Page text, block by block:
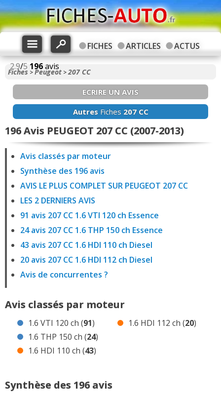
FICHES ARTICLES
ACTUS
2.9/5 196avis
Fiches >Peugeot >207 CC
ECRIRE UN AVIS
AutresFiches 207 CC
196 Avis PEUGEOT 207 CC (2007-2013)
Avis classés par moteur
Synthèse des 196 avis
AVIS LE PLUS COMPLET SUR PEUGEOT 207 CC
LES 2 DERNIERS AVIS
91 avis 207 CC 1.6 VTI 120 ch Essence
24 avis 207 CC 1.6 THP 150 ch Essence
43 avis 207 CC 1.6 HDI 110 ch Diesel
20 avis 207 CC 1.6 HDI 112 ch Diesel
Avis de concurrentes ?
Avis classés par moteur
1.6 VTI 120 ch (91)
1.6 THP 150 ch (24)
1.6 HDI 110 ch (43)
1.6 HDI 112 ch (20)
Synthèse des 196 avis